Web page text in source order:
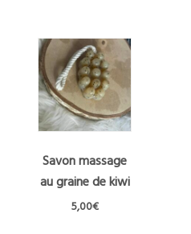
plusieurs
variations.
Les
options
peuvent
être
sur
la
Savon massage
au graine de kiwi
5,00€